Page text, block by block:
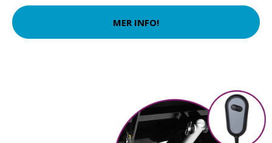
MER INFO!